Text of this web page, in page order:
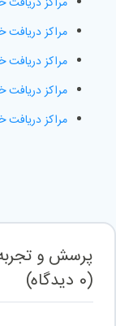
مراکز دریافت
مراکز دریافت
مراکز دریافت
مراکز دریافت
پرسش و
(
0 دیدگاه)